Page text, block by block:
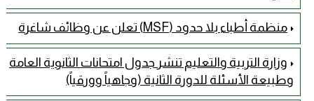
منظمة أطباء بلا حدود (MSF) تعلن عن وظائف شاغرة
وزارة التربية والتعليم تنشر جدول امتحانات الثانوية العامة
وطبيعة الأسئلة للدورة الثانية (وجاهياً وورقياً)